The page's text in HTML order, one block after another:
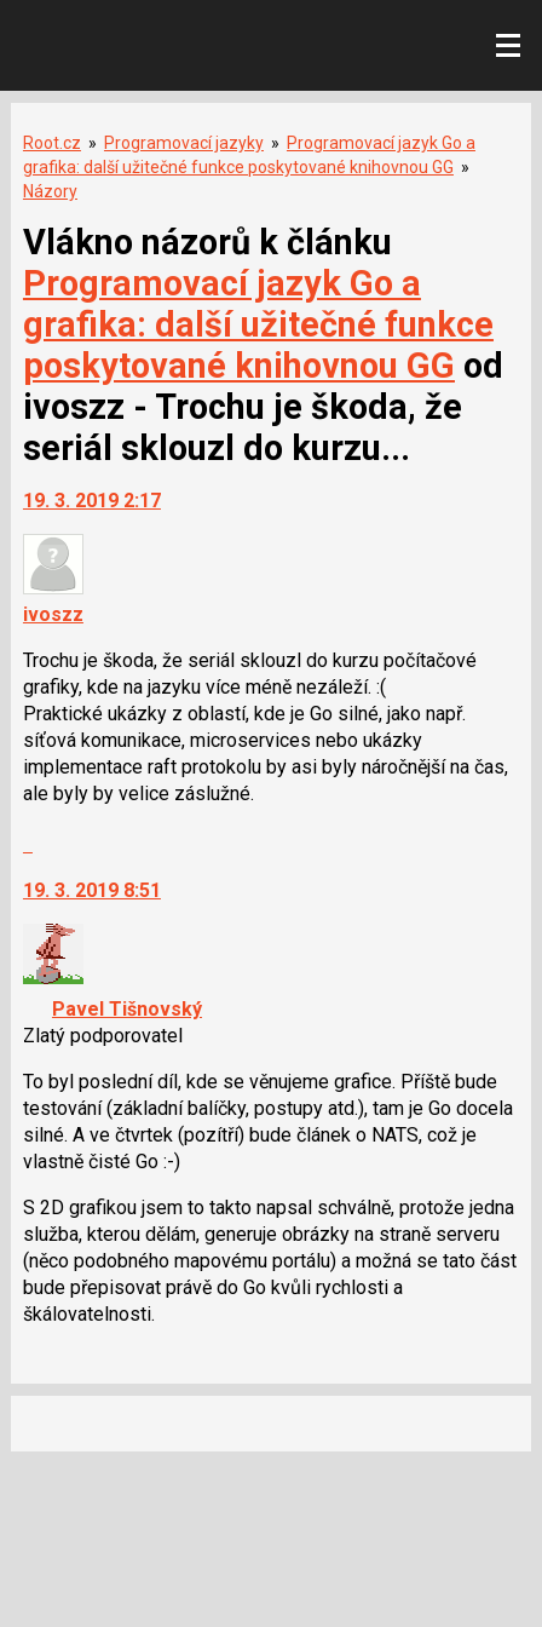
Root.cz » Programovací jazyky » Programovací jazyk Go a
grafika: další užitečné funkce poskytované knihovnou GG »
Názory
Vlákno názorů k článku
Programovací jazyk Go a
grafika: další užitečné funkce
poskytované knihovnou GG od
ivoszz - Trochu je škoda, že
seriál sklouzl do kurzu...
19. 3. 2019 2:17
ivoszz
Trochu je škoda, že seriál sklouzl do kurzu počítačové
grafiky, kde na jazyku více méně nezáleží. :(
Praktické ukázky z oblastí, kde je Go silné, jako např.
síťová komunikace, microservices nebo ukázky
implementace raft protokolu by asi byly náročnější na čas,
ale byly by velice záslužné.
další
nový
názor.
K
navigaci
lze
použít
i
klávesy
N
pro
a
P
pro
předchozí
nový
19. 3. 2019 8:51
Pavel Tišnovský
Zlatý podporovatel
To byl poslední díl, kde se věnujeme grafice. Příště bude
testování (základní balíčky, postupy atd.), tam je Go docela
silné. A ve čtvrtek (pozítří) bude článek o NATS, což je
vlastně čisté Go :-)
S 2D grafikou jsem to takto napsal schválně, protože jedna
služba, kterou dělám, generuje obrázky na straně serveru
(něco podobného mapovému portálu) a možná se tato část
bude přepisovat právě do Go kvůli rychlosti a
škálovatelnosti.